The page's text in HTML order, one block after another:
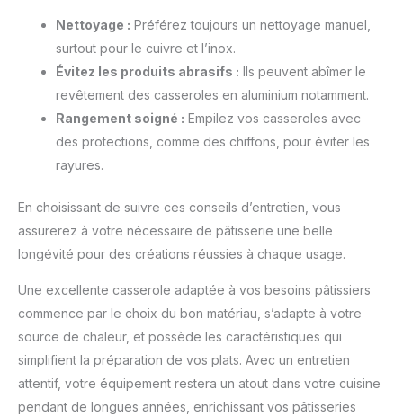
Nettoyage : Préférez toujours un nettoyage manuel,
surtout pour le cuivre et l’inox.
Évitez les produits abrasifs : Ils peuvent abîmer le
revêtement des casseroles en aluminium notamment.
Rangement soigné : Empilez vos casseroles avec
des protections, comme des chiffons, pour éviter les
rayures.
En choisissant de suivre ces conseils d’entretien, vous
assurerez à votre nécessaire de pâtisserie une belle
longévité pour des créations réussies à chaque usage.
Une excellente casserole adaptée à vos besoins pâtissiers
commence par le choix du bon matériau, s’adapte à votre
source de chaleur, et possède les caractéristiques qui
simplifient la préparation de vos plats. Avec un entretien
attentif, votre équipement restera un atout dans votre cuisine
pendant de longues années, enrichissant vos pâtisseries